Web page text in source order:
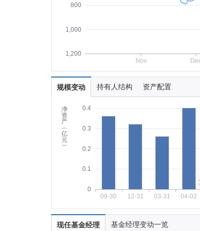
800
1,000
1,200
Nov
规模变动 持有人结构 资产配置
净
资
产
︵
亿
元
︶
0
0.1
0.2
0.3
0.4
09-30 12-31 03-31 04-02
现任基金经理 基金经理变动一览